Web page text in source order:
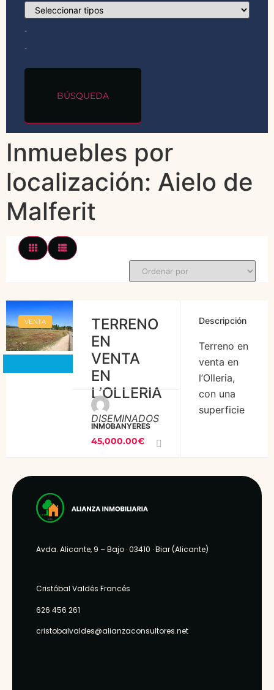
-
-
BÚSQUEDA
Inmuebles por
localización: Aielo de
Malferit
VENTA
TERRENO
EN
VENTA
EN
L’OLLERIA
DISEMINADOS
45,000.00€
INMOBANYERES
Descripción
Terreno en
venta en
l’Olleria,
con una
superficie
llanos, con
dispone
Avda. Alicante, 9 – Bajo · 03410 ·Biar (Alicante)
Cristóbal Valdés Francés
626 456 261
cristobalvaldes@alianzaconsultores.net